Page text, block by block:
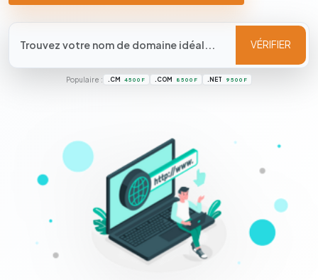
VÉRIFIER
Populaire : .CM 4 500 F .COM 8 500 F .NET 9 500 F